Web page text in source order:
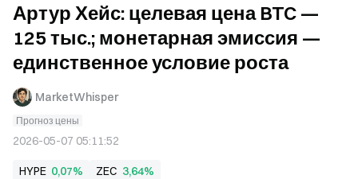
Артур Хейс: целевая цена BTC —
125 тыс.; монетарная эмиссия —
единственное условие роста
MarketWhisper
Прогноз цены
2026-05-07 05:11:52
HYPE 0,07% ZEC 3,64%